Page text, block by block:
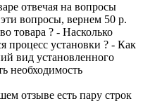
отвечая на вопросы
вопросы, вернем 50 р.
товара ? - Насколько
процесс установки ? - Как
вид установленного
необходимость
отзыве есть пару строк